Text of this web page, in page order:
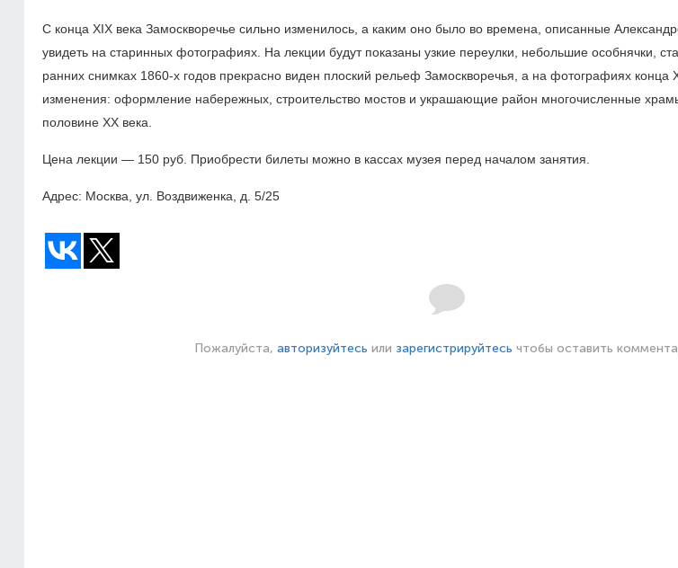
С конца ХIX века Замоскворечье сильно изменилось, а каким оно было во времена, описанные
увидеть на старинных фотографиях. На лекции будут показаны узкие переулки, небольшие особнячки,
ранних снимках 1860-х годов прекрасно виден плоский рельеф Замоскворечья, а на фотографиях
изменения: оформление набережных, строительство мостов и украшающие район многочисленные
половине ХХ века.
Цена лекции — 150 руб. Приобрести билеты можно в кассах музея перед началом занятия.
Адрес: Москва, ул. Воздвиженка, д. 5/25
Пожалуйста, авторизуйтесь или зарегистрируйтесь чтобы оставить